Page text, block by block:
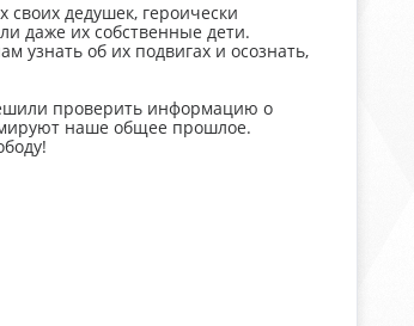
дедушек, героически
даже их собственные дети.
узнать об их подвигах и осознать,
проверить информацию о
наше общее прошлое.